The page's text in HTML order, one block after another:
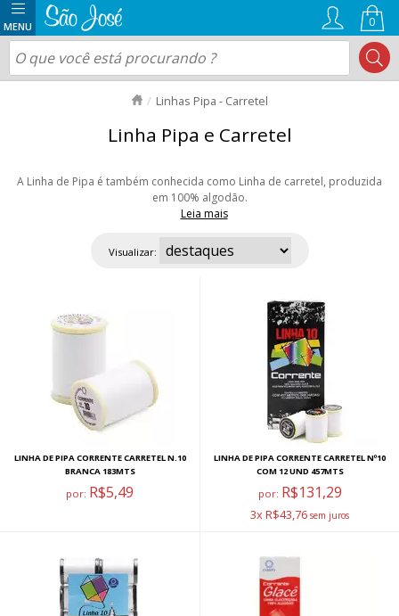
0
Linhas Pipa - Carretel
Linha Pipa e Carretel
A Linha de Pipa é também conhecida como Linha de carretel, produzida
em 100% algodão.
Leia mais
bolsas, sapatos, lonas e outras peças. Aqui você encontra em diversas
espessuras e metragens. Alto rendimento e melhor preço. Aproveite as
Visualizar:
LINHA DE PIPA CORRENTE CARRETEL N.10
BRANCA 183MTS
por: R$5,49
LINHA DE PIPA CORRENTE CARRETEL Nº10
COM 12 UND 457MTS
por: R$131,29
3x R$43,76